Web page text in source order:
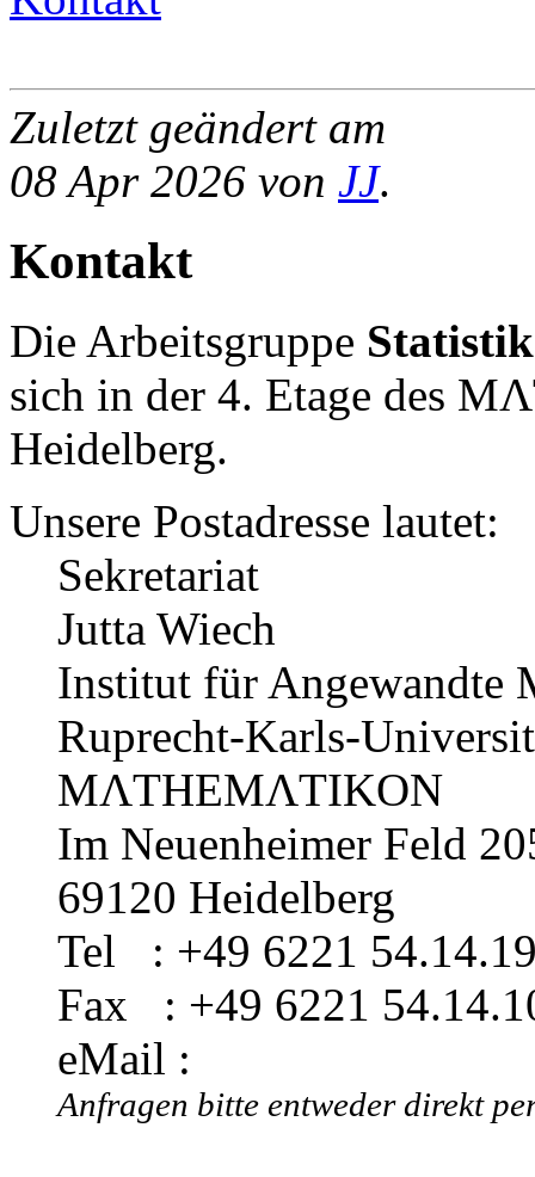
Zuletzt geändert am
08 Apr 2026 von JJ.
Kontakt
Die Arbeitsgruppe
sich in der 4. Etage des
Heidelberg.
Unsere Postadresse lautet:
Sekretariat
Jutta Wiech
Institut für Angewandte
Ruprecht-Karls-
MΛTHEMΛTIKON
Im Neuenheimer Feld
69120 Heidelberg
Tel : +49 6221
Fax : +49 6221
eMail :
Anfragen bitte entweder direkt